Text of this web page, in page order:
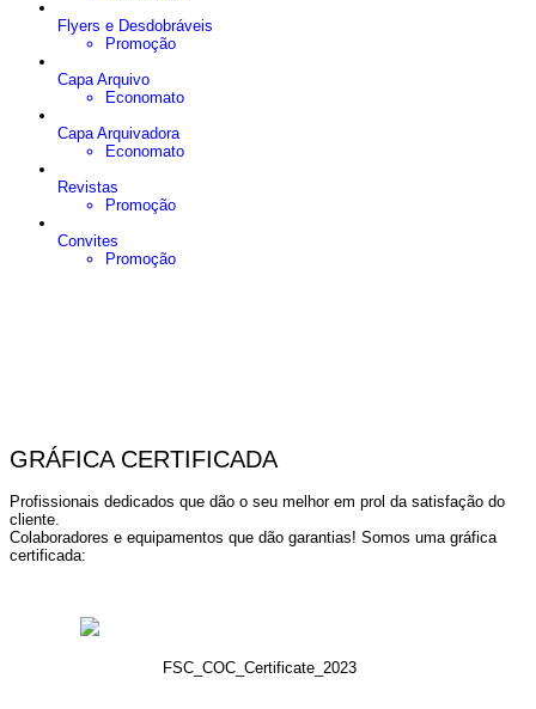
Flyers e Desdobráveis
Promoção
Capa Arquivo
Economato
Capa Arquivadora
Economato
Revistas
Promoção
Convites
Promoção
GRÁFICA CERTIFICADA
Profissionais dedicados que dão o seu melhor em prol da satisfação do
cliente.
Colaboradores e equipamentos que dão garantias! Somos uma gráfica
certificada:
FSC_COC_Certificate_2023